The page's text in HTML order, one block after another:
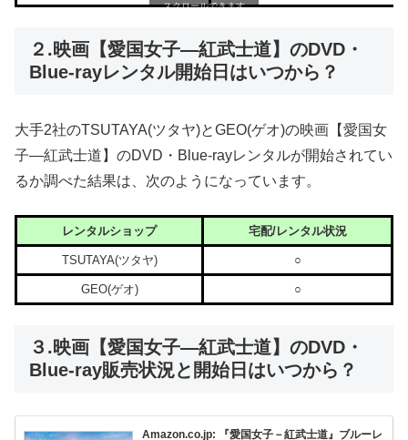
スクロールできます
２.映画【愛国女子―紅武士道】のDVD・
Blue-rayレンタル開始日はいつから？
大手2社のTSUTAYA(ツタヤ)とGEO(ゲオ)の映画【愛国女
子―紅武士道】のDVD・Blue-rayレンタルが開始されてい
るか調べた結果は、次のようになっています。
レンタルショップ 宅配/レンタル状況
TSUTAYA(ツタヤ) ○
GEO(ゲオ) ○
３.映画【愛国女子―紅武士道】のDVD・
Blue-ray販売状況と開始日はいつから？
Amazon.co.jp: 『愛国女子－紅武士道』ブルーレ